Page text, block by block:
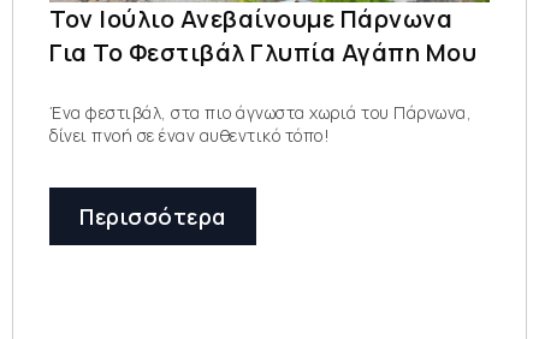
Τον Ιούλιο Ανεβαίνουμε Πάρνωνα
Για Το Φεστιβάλ Γλυπία Αγάπη Μου
Ένα φεστιβάλ, στα πιο άγνωστα χωριά του Πάρνωνα,
δίνει πνοή σε έναν αυθεντικό τόπο!
Περισσότερα